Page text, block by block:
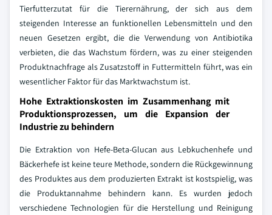
Tierfutterzutat für die Tierernährung, der sich aus dem
steigenden Interesse an funktionellen Lebensmitteln und den
neuen Gesetzen ergibt, die die Verwendung von Antibiotika
verbieten, die das Wachstum fördern, was zu einer steigenden
Produktnachfrage als Zusatzstoff in Futtermitteln führt, was ein
wesentlicher Faktor für das Marktwachstum ist.
Hohe Extraktionskosten im Zusammenhang mit
Produktionsprozessen, um die Expansion der
Industrie zu behindern
Die Extraktion von Hefe-Beta-Glucan aus Lebkuchenhefe und
Bäckerhefe ist keine teure Methode, sondern die Rückgewinnung
des Produktes aus dem produzierten Extrakt ist kostspielig, was
die Produktannahme behindern kann. Es wurden jedoch
verschiedene Technologien für die Herstellung und Reinigung